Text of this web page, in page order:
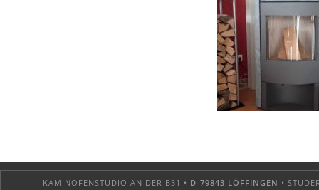
KAMINOFENSTUDIO AN DER B31 • D-79843 LÖFFINGEN •